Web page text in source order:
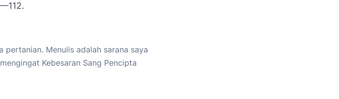
pertanian. Menulis adalah sarana saya
Kebesaran Sang Pencipta